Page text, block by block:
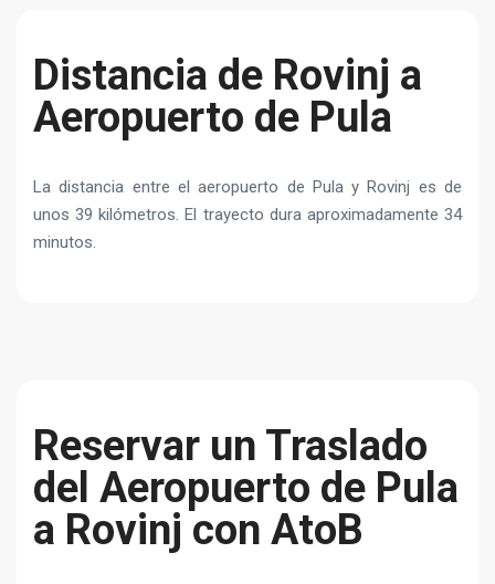
Distancia de Rovinj a
Aeropuerto de Pula
La distancia entre el aeropuerto de Pula y Rovinj es de
unos 39 kilómetros. El trayecto dura aproximadamente 34
minutos.
Reservar un Traslado
del Aeropuerto de Pula
a Rovinj con AtoB